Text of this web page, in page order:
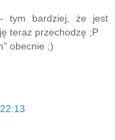
tym bardziej, że jest
teraz przechodzę ;P
obecnie ;)